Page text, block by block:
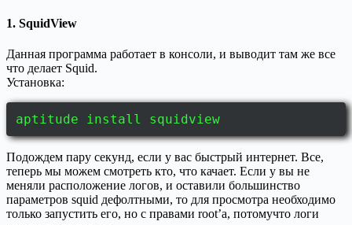
1. SquidView
Данная программа работает в консоли, и выводит там же все
что делает Squid.
Установка:
aptitude install squidview
Подождем пару секунд, если у вас быстрый интернет. Все,
теперь мы можем смотреть кто, что качает. Если у вы не
меняли расположение логов, и оставили большинство
параметров squid дефолтными, то для просмотра необходимо
только запустить его, но с правами root’а, потомучто логи